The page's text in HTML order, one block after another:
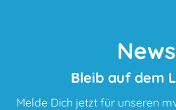
Bleib auf dem
Melde Dich jetzt für unseren